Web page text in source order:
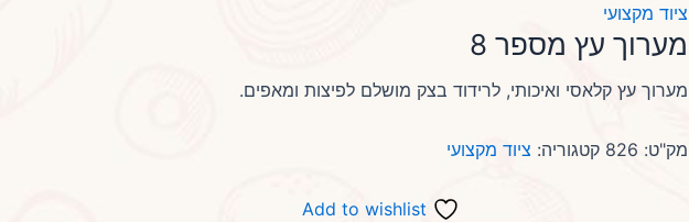
ציוד מקצועי
מערוך עץ מספר 8
מערוך עץ קלאסי ואיכותי, לרידוד בצק מושלם לפיצות ומאפים.
מק"ט: 826 קטגוריה: ציוד מקצועי
Add to wishlist